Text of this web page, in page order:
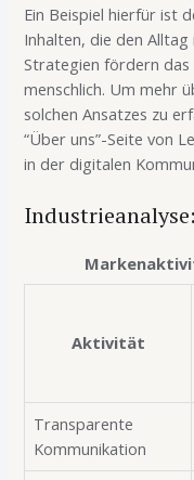
Ein Beispiel hierfür ist
Inhalten, die den
Strategien fördern das
menschlich. Um mehr
solchen Ansatzes zu
“Über uns”-Seite von
in der digitalen
Aktivität
Transparente
Kommunikation